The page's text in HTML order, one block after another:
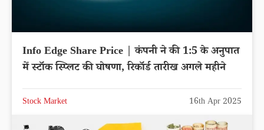
Info Edge Share Price | कंपनी ने की 1:5 के अनुपात
में स्टॉक स्प्लिट की घोषणा, रिकॉर्ड तारीख अगले महीने
Stock Market 16th Apr 2025